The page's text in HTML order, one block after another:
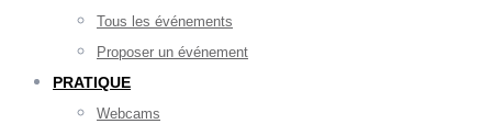
Tous les événements
Proposer un événement
PRATIQUE
Webcams